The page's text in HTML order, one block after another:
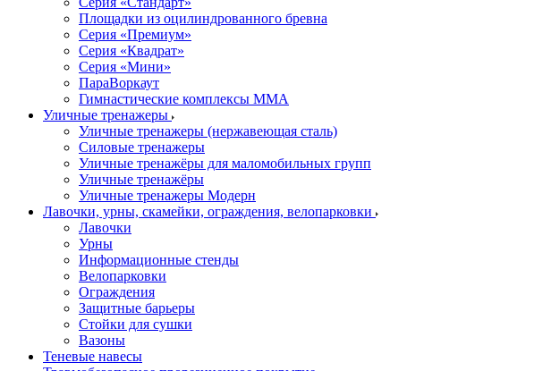
Площадки из оцилиндрованного бревна
Серия «Премиум»
Серия «Квадрат»
Серия «Мини»
ПараВоркаут
Гимнастические комплексы ММА
Уличные тренажеры
Уличные тренажеры (нержавеющая сталь)
Силовые тренажеры
Уличные тренажёры для маломобильных групп
Уличные тренажёры
Уличные тренажеры Модерн
Лавочки, урны, скамейки, ограждения, велопарковки
Лавочки
Урны
Информационные стенды
Велопарковки
Ограждения
Защитные барьеры
Стойки для сушки
Вазоны
Теневые навесы